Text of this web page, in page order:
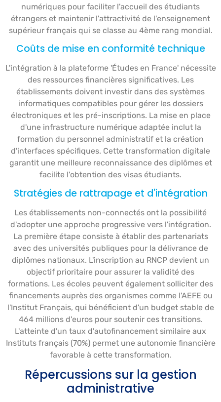
numériques pour faciliter l'accueil des étudiants
étrangers et maintenir l'attractivité de l'enseignement
supérieur français qui se classe au 4ème rang mondial.
Coûts de mise en conformité technique
L'intégration à la plateforme 'Études en France' nécessite
des ressources financières significatives. Les
établissements doivent investir dans des systèmes
informatiques compatibles pour gérer les dossiers
électroniques et les pré-inscriptions. La mise en place
d'une infrastructure numérique adaptée inclut la
formation du personnel administratif et la création
d'interfaces spécifiques. Cette transformation digitale
garantit une meilleure reconnaissance des diplômes et
facilite l'obtention des visas étudiants.
Stratégies de rattrapage et d'intégration
Les établissements non-connectés ont la possibilité
d'adopter une approche progressive vers l'intégration.
La première étape consiste à établir des partenariats
avec des universités publiques pour la délivrance de
diplômes nationaux. L'inscription au RNCP devient un
objectif prioritaire pour assurer la validité des
formations. Les écoles peuvent également solliciter des
financements auprès des organismes comme l'AEFE ou
l'Institut Français, qui bénéficient d'un budget stable de
464 millions d'euros pour soutenir ces transitions.
L'atteinte d'un taux d'autofinancement similaire aux
Instituts français (70%) permet une autonomie financière
favorable à cette transformation.
Répercussions sur la gestion
administrative